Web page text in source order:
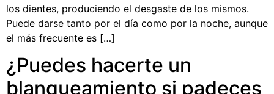
los dientes, produciendo el desgaste de los mismos.
Puede darse tanto por el día como por la noche, aunque
el más frecuente es […]
¿Puedes hacerte un
blanqueamiento si padeces